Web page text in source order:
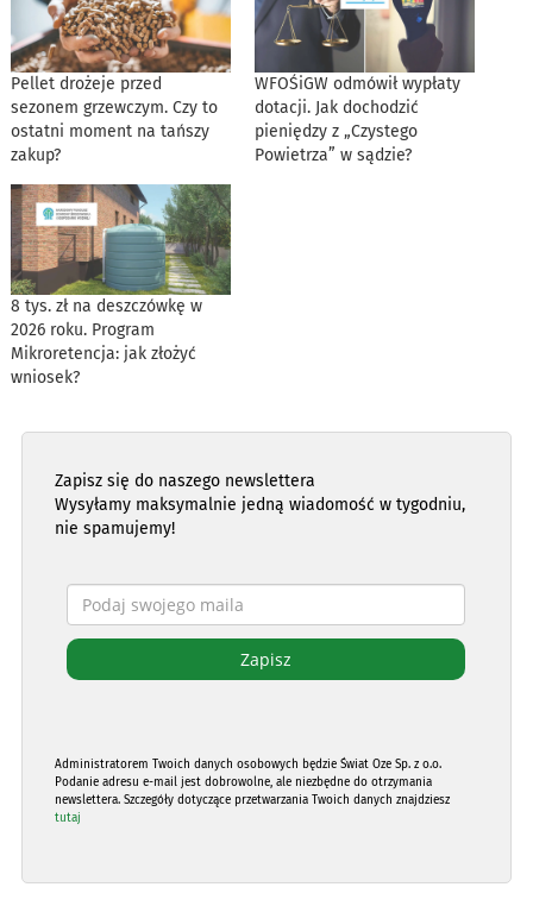
Pellet drożeje przed
sezonem grzewczym. Czy to
ostatni moment na tańszy
zakup?
WFOŚiGW odmówił wypłaty
dotacji. Jak dochodzić
pieniędzy z „Czystego
Powietrza” w sądzie?
8 tys. zł na deszczówkę w
2026 roku. Program
Mikroretencja: jak złożyć
wniosek?
Zapisz się do naszego newslettera
Wysyłamy maksymalnie jedną wiadomość w tygodniu,
nie spamujemy!
Administratorem Twoich danych osobowych będzie Świat Oze Sp. z o.o.
Podanie adresu e-mail jest dobrowolne, ale niezbędne do otrzymania
newslettera. Szczegóły dotyczące przetwarzania Twoich danych znajdziesz
tutaj